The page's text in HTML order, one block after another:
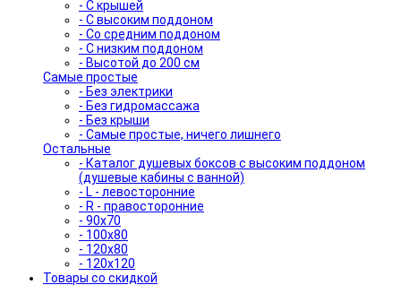
- С крышей
- С высоким поддоном
- Со средним поддоном
- С низким поддоном
- Высотой до 200 см
Самые простые
- Без электрики
- Без гидромассажа
- Без крыши
- Самые простые, ничего лишнего
Остальные
- Каталог душевых боксов с высоким поддоном
(душевые кабины с ванной)
- L - левосторонние
- R - правосторонние
- 90x70
- 100x80
- 120x80
- 120x120
Товары со скидкой